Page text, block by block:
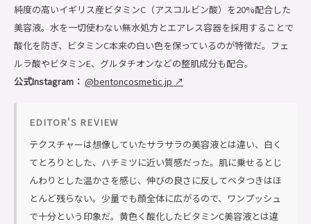
純度の高いイギリス産ビタミンC（アスコルビン酸）を20%配合した
美容液。水を一切使わない無水処方とエアレス容器を採用することで
酸化を防ぎ、ビタミンC本来の白い色を保っているのが特徴だ。フェ
ルラ酸やビタミンE、グルタチオンなどの整肌成分も配合。
公式Instagram： @bentoncosmetic.jp ↗
EDITOR'S REVIEW
テクスチャーは想像していたサラサラの美容液とは違い、白く
てとろりとした、ハチミツに近い質感だった。肌に乗せるとじ
んわりとした温かさを感じ、伸びの良さに反してベタつきはほ
とんど残らない。少量でも顔全体に広がるので、ワンプッシュ
で十分という印象だ。黄色く酸化したビタミンC美容液とは違